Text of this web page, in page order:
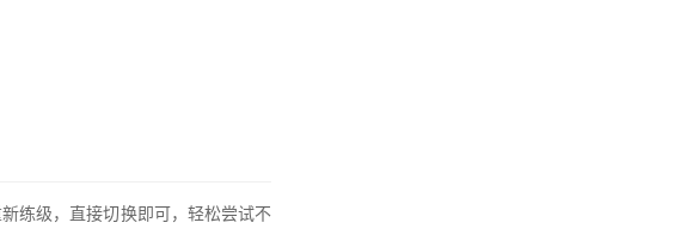
练级，直接切换即可，轻松尝试不